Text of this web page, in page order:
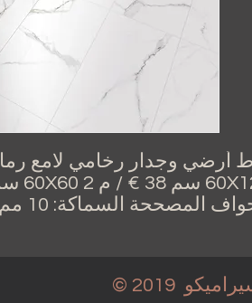
المصححة السماكة: 10 مم اللمسة النهائية: لامع
© 2019